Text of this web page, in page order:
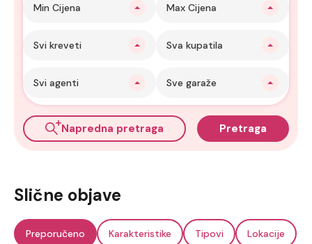
Min Cijena Max Cijena
Svi kreveti Sva kupatila
Svi agenti Sve garaže
Napredna pretraga Pretraga
Slične objave
Preporučeno Karakteristike Tipovi Lokacije